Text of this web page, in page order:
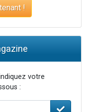
!
votre
: